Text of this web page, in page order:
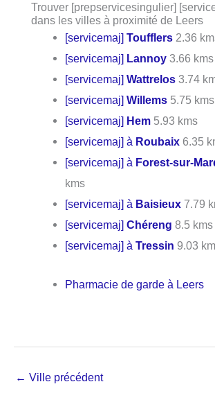
Trouver [prepservicesingulier]
dans les villes à proximité de Leers
[servicemaj]Toufflers 2.36
[servicemaj] Lannoy 3.66 kms
[servicemaj]Wattrelos 3.74
[servicemaj]Willems 5.75 kms
[servicemaj] Hem 5.93 kms
[servicemaj] à Roubaix 6.35
[servicemaj] à Forest-sur-
kms
[servicemaj] à Baisieux 7.79
[servicemaj]Chéreng 8.5 kms
[servicemaj] àTressin 9.03
Pharmacie de garde à Leers
← Ville précédent